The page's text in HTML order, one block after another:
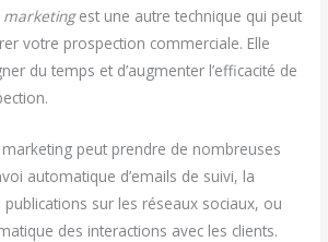
est une autre technique qui peut
votre prospection commerciale. Elle
du temps et d’augmenter l’efficacité de
marketing peut prendre de nombreuses
automatique d’emails de suivi, la
sur les réseaux sociaux, ou
des interactions avec les clients.